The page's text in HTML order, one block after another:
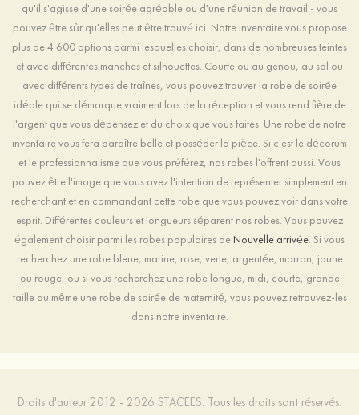
qu'il s'agisse d'une soirée agréable ou d'une réunion de travail - vous
pouvez être sûr qu'elles peut être trouvé ici. Notre inventaire vous propose
plus de 4 600 options parmi lesquelles choisir, dans de nombreuses teintes
et avec différentes manches et silhouettes. Courte ou au genou, au sol ou
avec différents types de traînes, vous pouvez trouver la robe de soirée
idéale qui se démarque vraiment lors de la réception et vous rend fière de
l'argent que vous dépensez et du choix que vous faites. Une robe de notre
inventaire vous fera paraître belle et posséder la pièce. Si c'est le décorum
et le professionnalisme que vous préférez, nos robes l'offrent aussi. Vous
pouvez être l'image que vous avez l'intention de représenter simplement en
recherchant et en commandant cette robe que vous pouvez voir dans votre
esprit. Différentes couleurs et longueurs séparent nos robes. Vous pouvez
également choisir parmi les robes populaires de Nouvelle arrivée. Si vous
recherchez une robe bleue, marine, rose, verte, argentée, marron, jaune
ou rouge, ou si vous recherchez une robe longue, midi, courte, grande
taille ou même une robe de soirée de maternité, vous pouvez retrouvez-les
dans notre inventaire.
Droits d'auteur 2012 - 2026 STACEES. Tous les droits sont réservés.